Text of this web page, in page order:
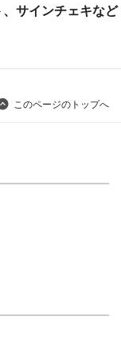
サインチェキなど
このページのトップへ